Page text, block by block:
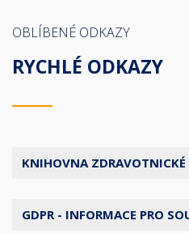
OBLÍBENÉ ODKAZY
RYCHLÉ ODKAZY
KNIHOVNA ZDRAVOTNICKÉ
GDPR - INFORMACE PRO